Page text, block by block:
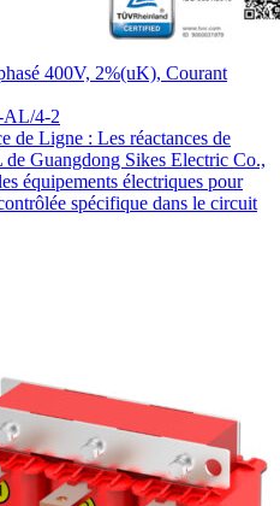
400V, 2%(uK), Courant
AL/4-2
de Ligne : Les réactances de
Guangdong Sikes Electric Co.,
équipements électriques pour
spécifique dans le circuit